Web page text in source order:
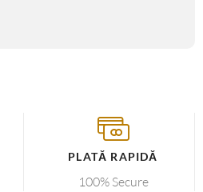
PLATĂ RAPIDĂ
100% Secure